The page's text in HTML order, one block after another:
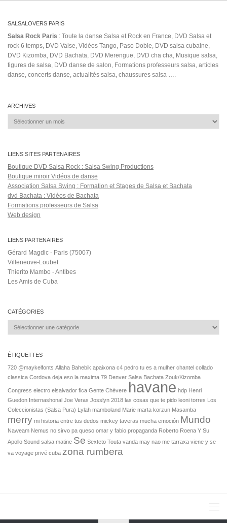
SALSALOVERS PARIS
Salsa Rock Paris : Toute la danse Salsa et Rock en France, DVD Salsa et
rock 6 temps, DVD Valse, Vidéos Tango, Paso Doble, DVD salsa cubaine,
DVD Kizomba, DVD Bachata, DVD Merengue, DVD cha cha, Musique salsa,
figures de salsa, DVD danse de salon, Formations professeurs salsa, articles
danse, concerts danse, actualités salsa, chaussures salsa ….
ARCHIVES
Archives
LIENS SITES PARTENAIRES
Boutique DVD Salsa Rock : Salsa Swing Productions
Boutique miroir Vidéos de danse
Association Salsa Swing : Formation et Stages de Salsa et Bachata
dvd Bachata : Vidéos de Bachata
Formations professeurs de Salsa
Web design
LIENS PARTENAIRES
Gérard Magdic - Paris (75007)
Villeneuve-Loubet
Thierito Mambo - Antibes
Les Amis de Cuba
CATÉGORIES
Catégories
ÉTIQUETTES
720 @maykelfonts Allaha Bahebik apaixona c4 pedro tu es a mulher chantel collado
classica Cordova deja eso la maxima 79 Denver Salsa Bachata Zouk/Kizomba
Congress electro elsalvador fica Gente Chévere havane hdp Henri
Guedon Internashonal Joe Veras Josslyn 2018 las cosas que te pido leoni torres Los
Coleccionistas (Salsa Pura) Lylah mamboland Marie marta korzun Masamba
merry mi historia entre tus dedos mickey taveras mucha emoción Mundo
Naweam Nemus no sirvo pa queso omar y fabio propaganda Roberto Roena Y Su
Apollo Sound salsa matine Se Sexteto Touta vanda may nao me tarraxa viene y se
va voyage privé cuba zona rumbera